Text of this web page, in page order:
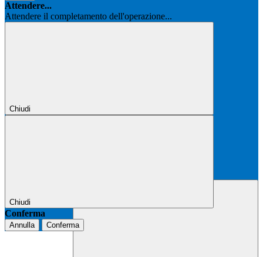
Attendere...
Attendere il completamento dell'operazione...
Chiudi
Chiudi
Conferma
Annulla Conferma